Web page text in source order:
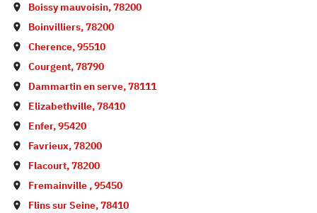
Boissy mauvoisin,78200
Boinvilliers,78200
Cherence,95510
Courgent,78790
Dammartin en serve,78111
Elizabethville,78410
Enfer,95420
Favrieux,78200
Flacourt,78200
Fremainville ,95450
Flins sur Seine,78410